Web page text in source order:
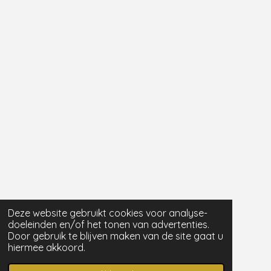
Deze website gebruikt cookies voor analyse-
doeleinden en/of het tonen van advertenties.
Door gebruik te blijven maken van de site gaat u
hiermee akkoord.